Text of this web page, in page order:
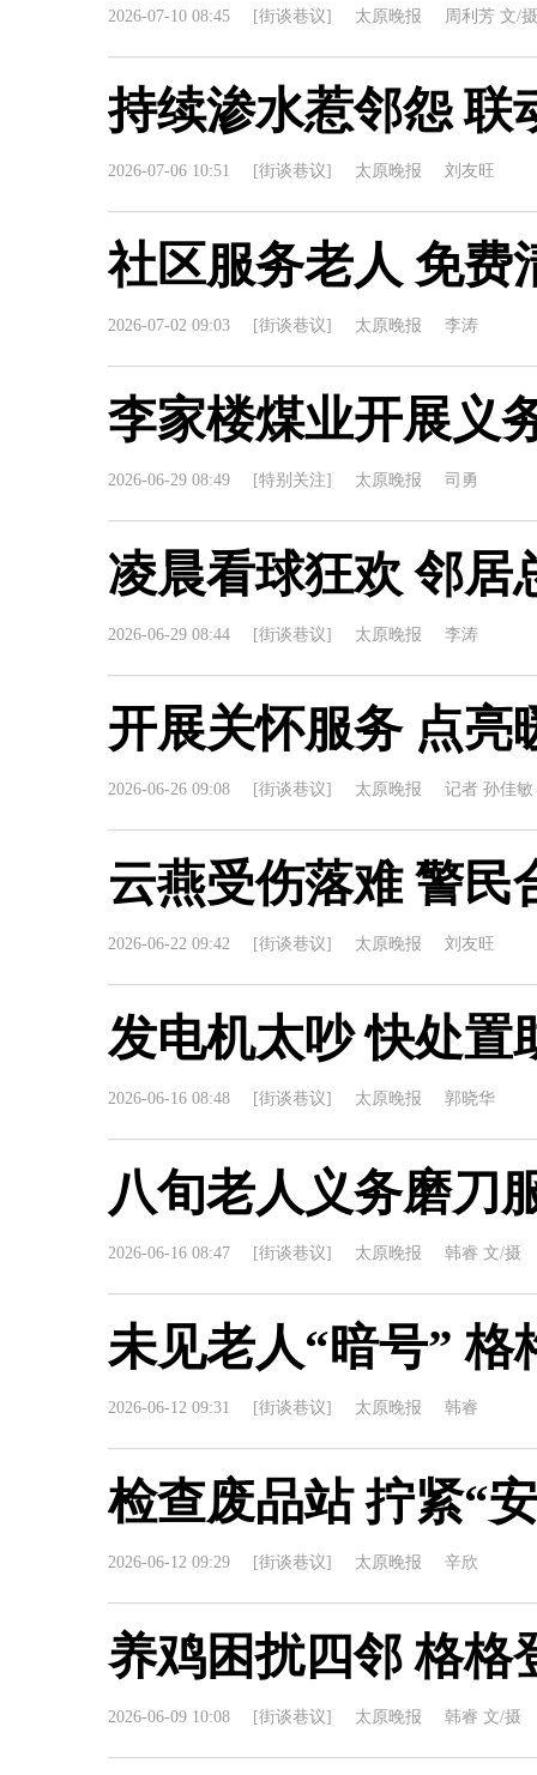
2026-07-10 08:45 [街谈巷议] 太原晚报 周利芳 文/摄
持续渗水惹邻怨 联
2026-07-06 10:51 [街谈巷议] 太原晚报 刘友旺
社区服务老人 免费
2026-07-02 09:03 [街谈巷议] 太原晚报 李涛
李家楼煤业开展义
2026-06-29 08:49 [特别关注] 太原晚报 司勇
凌晨看球狂欢 邻居
2026-06-29 08:44 [街谈巷议] 太原晚报 李涛
开展关怀服务 点亮
2026-06-26 09:08 [街谈巷议] 太原晚报 记者 孙佳
云燕受伤落难 警民
2026-06-22 09:42 [街谈巷议] 太原晚报 刘友旺
发电机太吵 快处置
2026-06-16 08:48 [街谈巷议] 太原晚报 郭晓华
八旬老人义务磨刀
2026-06-16 08:47 [街谈巷议] 太原晚报 韩睿 文/摄
未见老人“暗号” 格
2026-06-12 09:31 [街谈巷议] 太原晚报 韩睿
检查废品站 拧紧“
2026-06-12 09:29 [街谈巷议] 太原晚报 辛欣
养鸡困扰四邻 格格
2026-06-09 10:08 [街谈巷议] 太原晚报 韩睿 文/摄